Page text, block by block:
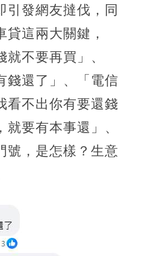
引發網友撻伐，同
這兩大關鍵，
就不要再買」、
錢還了」、「電信
看不出你有要還錢
要有本事還」、
號，是怎樣？生意